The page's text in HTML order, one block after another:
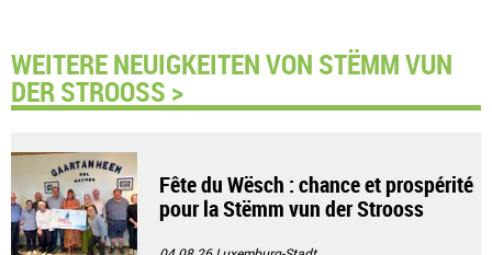
WEITERE NEUIGKEITEN VON STËMM VUN
DER STROOSS >
Fête du Wësch : chance et prospérité
pour la Stëmm vun der Strooss